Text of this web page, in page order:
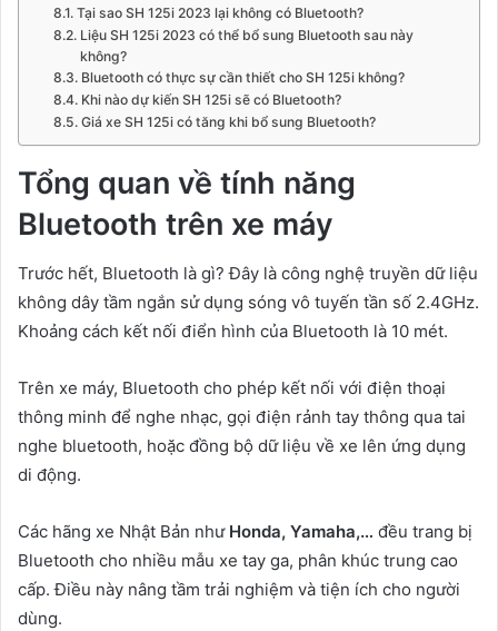
Tại sao SH 125i 2023 lại không có Bluetooth?
Liệu SH 125i 2023 có thể bổ sung Bluetooth sau này
không?
Bluetooth có thực sự cần thiết cho SH 125i không?
Khi nào dự kiến SH 125i sẽ có Bluetooth?
Giá xe SH 125i có tăng khi bổ sung Bluetooth?
Tổng quan về tính năng
Bluetooth trên xe máy
Trước hết, Bluetooth là gì? Đây là công nghệ truyền dữ liệu
không dây tầm ngắn sử dụng sóng vô tuyến tần số 2.4GHz.
Khoảng cách kết nối điển hình của Bluetooth là 10 mét.
Trên xe máy, Bluetooth cho phép kết nối với điện thoại
thông minh để nghe nhạc, gọi điện rảnh tay thông qua tai
nghe bluetooth, hoặc đồng bộ dữ liệu về xe lên ứng dụng
di động.
Các hãng xe Nhật Bản như Honda, Yamaha,… đều trang bị
Bluetooth cho nhiều mẫu xe tay ga, phân khúc trung cao
cấp. Điều này nâng tầm trải nghiệm và tiện ích cho người
dùng.